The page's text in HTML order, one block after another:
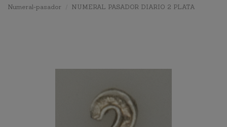
Numeral-pasador
NUMERAL PASADOR DIARIO 2 PLATA